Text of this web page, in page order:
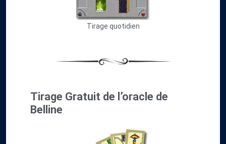
Tirage quotidien
Tirage Gratuit de l’oracle de
Belline